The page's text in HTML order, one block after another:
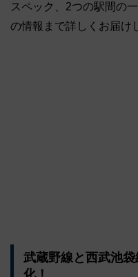
スペック、2つの駅間の
の情報まで詳しくお届け
武蔵野線と西武池
化！